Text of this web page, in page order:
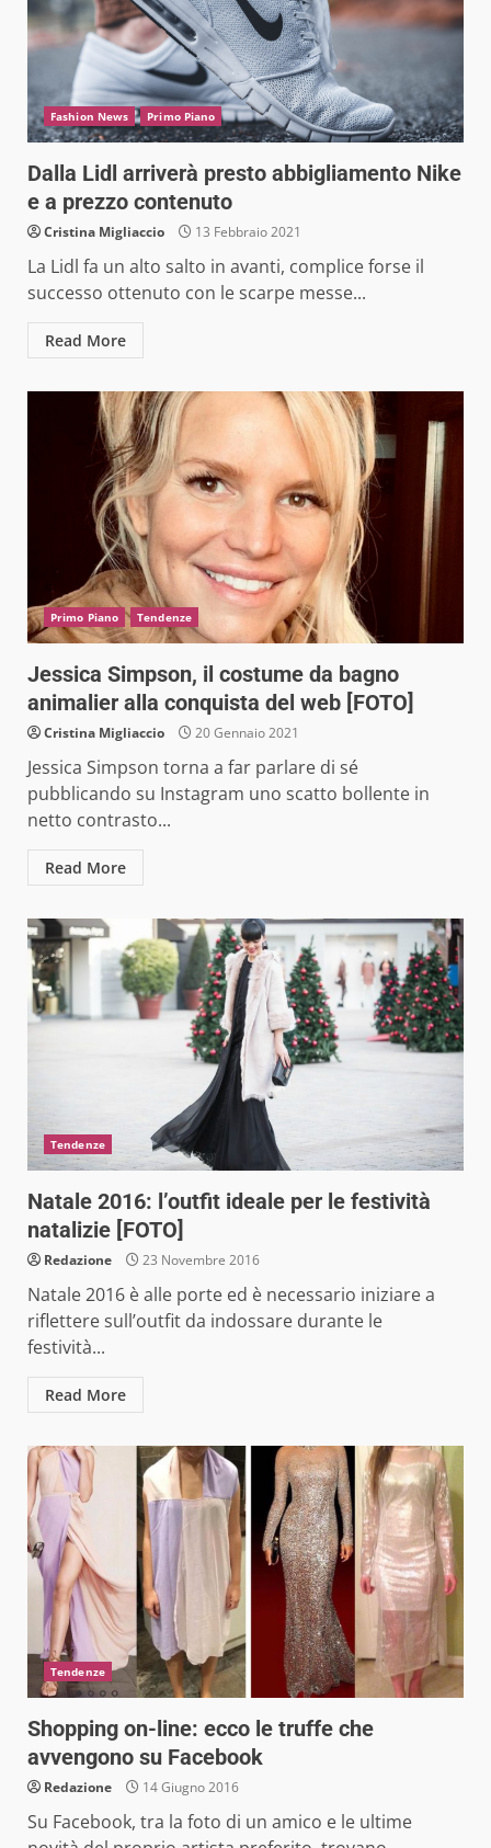
Fashion News Primo Piano
Dalla Lidl arriverà presto abbigliamento Nike
e a prezzo contenuto
Cristina Migliaccio 13 Febbraio 2021
La Lidl fa un alto salto in avanti, complice forse il
successo ottenuto con le scarpe messe...
Read More
Primo Piano Tendenze
Jessica Simpson, il costume da bagno
animalier alla conquista del web [FOTO]
Cristina Migliaccio 20 Gennaio 2021
Jessica Simpson torna a far parlare di sé
pubblicando su Instagram uno scatto bollente in
netto contrasto...
Read More
Tendenze
Natale 2016: l’outfit ideale per le festività
natalizie [FOTO]
Redazione 23 Novembre 2016
Natale 2016 è alle porte ed è necessario iniziare a
riflettere sull’outfit da indossare durante le
festività...
Read More
Tendenze
Shopping on-line: ecco le truffe che
avvengono su Facebook
Redazione 14 Giugno 2016
Su Facebook, tra la foto di un amico e le ultime